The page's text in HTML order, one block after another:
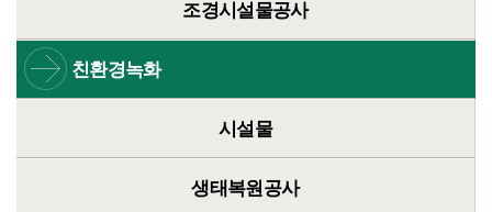
조경시설물공사
친환경녹화
시설물
생태복원공사